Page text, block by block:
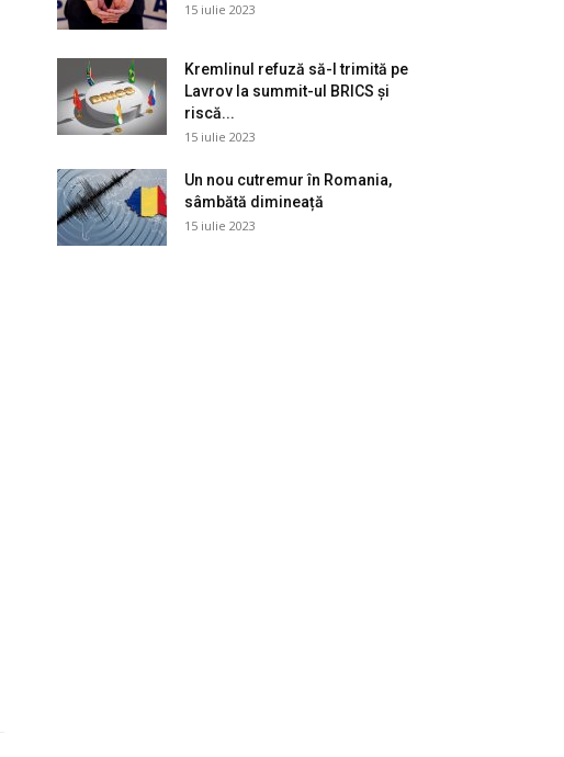
15 iulie 2023
Kremlinul refuză să-l trimită pe
Lavrov la summit-ul BRICS și
riscă...
15 iulie 2023
Un nou cutremur în Romania,
sâmbătă dimineață
15 iulie 2023